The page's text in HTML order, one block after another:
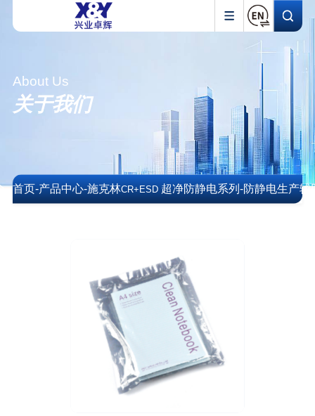
About Us
关于我们
首页-产品中心-施克林CR+ESD超净防静电系列-防静电生产辅